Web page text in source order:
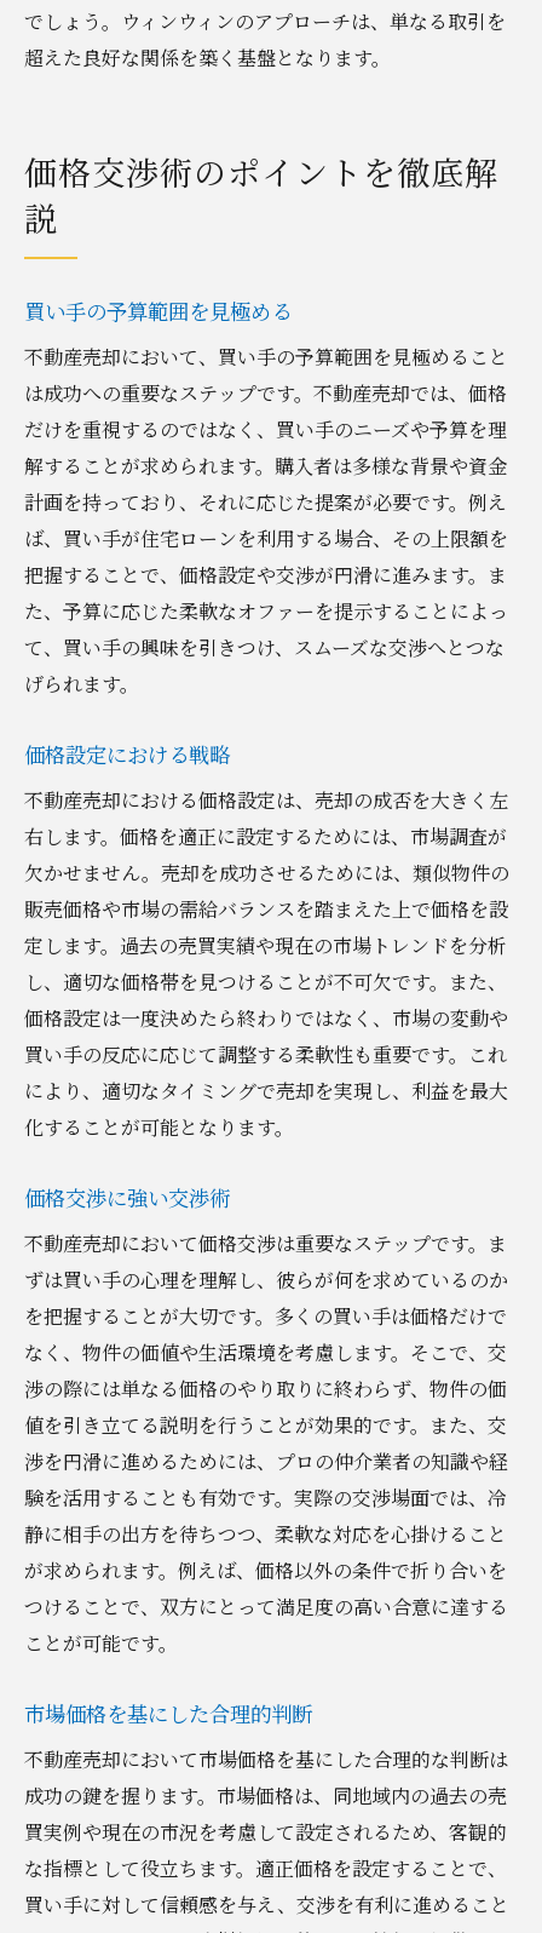
でしょう。ウィンウィンのアプローチは、単なる取引を
超えた良好な関係を築く基盤となります。
価格交渉術のポイントを徹底解
説
買い手の予算範囲を見極める
不動産売却において、買い手の予算範囲を見極めること
は成功への重要なステップです。不動産売却では、価格
だけを重視するのではなく、買い手のニーズや予算を理
解することが求められます。購入者は多様な背景や資金
計画を持っており、それに応じた提案が必要です。例え
ば、買い手が住宅ローンを利用する場合、その上限額を
把握することで、価格設定や交渉が円滑に進みます。ま
た、予算に応じた柔軟なオファーを提示することによっ
て、買い手の興味を引きつけ、スムーズな交渉へとつな
げられます。
価格設定における戦略
不動産売却における価格設定は、売却の成否を大きく左
右します。価格を適正に設定するためには、市場調査が
欠かせません。売却を成功させるためには、類似物件の
販売価格や市場の需給バランスを踏まえた上で価格を設
定します。過去の売買実績や現在の市場トレンドを分析
し、適切な価格帯を見つけることが不可欠です。また、
価格設定は一度決めたら終わりではなく、市場の変動や
買い手の反応に応じて調整する柔軟性も重要です。これ
により、適切なタイミングで売却を実現し、利益を最大
化することが可能となります。
価格交渉に強い交渉術
不動産売却において価格交渉は重要なステップです。ま
ずは買い手の心理を理解し、彼らが何を求めているのか
を把握することが大切です。多くの買い手は価格だけで
なく、物件の価値や生活環境を考慮します。そこで、交
渉の際には単なる価格のやり取りに終わらず、物件の価
値を引き立てる説明を行うことが効果的です。また、交
渉を円滑に進めるためには、プロの仲介業者の知識や経
験を活用することも有効です。実際の交渉場面では、冷
静に相手の出方を待ちつつ、柔軟な対応を心掛けること
が求められます。例えば、価格以外の条件で折り合いを
つけることで、双方にとって満足度の高い合意に達する
ことが可能です。
市場価格を基にした合理的判断
不動産売却において市場価格を基にした合理的な判断は
成功の鍵を握ります。市場価格は、同地域内の過去の売
買実例や現在の市況を考慮して設定されるため、客観的
な指標として役立ちます。適正価格を設定することで、
買い手に対して信頼感を与え、交渉を有利に進めること